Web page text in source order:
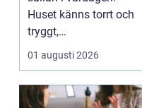
Huset känns torrt och
tryggt,
inomhusklimatet
fungerar och ener...
01 augusti 2026